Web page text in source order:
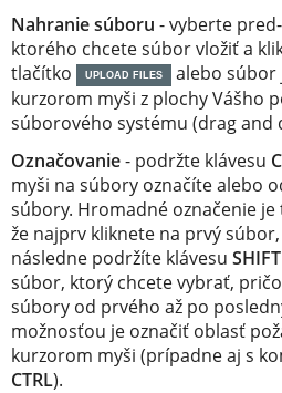
Nahranie súboru - vyberte
ktorého chcete súbor vložiť a
tlačítko
UPLOAD FILES
alebo
kurzorom myši z plochy Vášho
súborového systému (drag and
Označovanie- podržte klávesu
myši na súbory označíte alebo
súbory. Hromadné označenie je
že najprv kliknete na prvý
následne podržíte klávesu SHIFT
súbor, ktorý chcete vybrať,
súbory od prvého až po
možnosťou je označiť oblasť
kurzorom myši (prípadne aj s
CTRL).